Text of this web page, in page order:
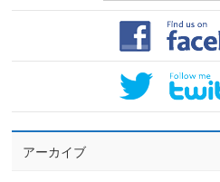
アーカイブ